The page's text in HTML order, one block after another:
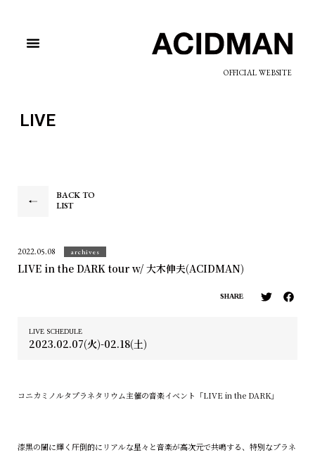
OFFICIAL WEBSITE
LIVE
BACK TO
LIST
2022.05.08 archives
LIVE in the DARK tour w/ 大木伸夫(ACIDMAN)
SHARE
LIVE SCHEDULE
2023.02.07(火)-02.18(土)
コニカミノルタプラネタリウム主催の音楽イベント「LIVE in the DARK」
漆黒の闇に輝く圧倒的にリアルな星々と音楽が高次元で共鳴する、特別なプラネ